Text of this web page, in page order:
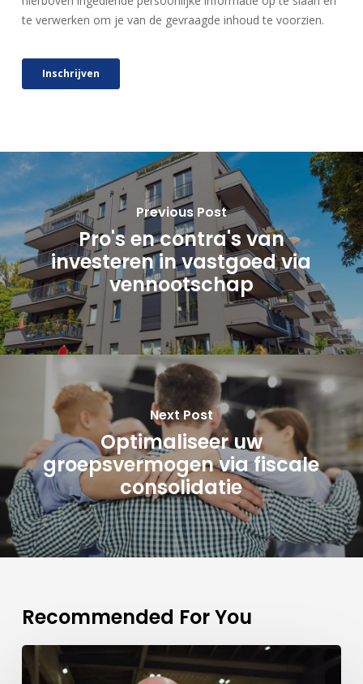
Previous Post
Pro's en contra's van
investeren in vastgoed via
vennootschap
Next Post
Optimaliseer uw
groepsvermogen via fiscale
consolidatie
Recommended For You